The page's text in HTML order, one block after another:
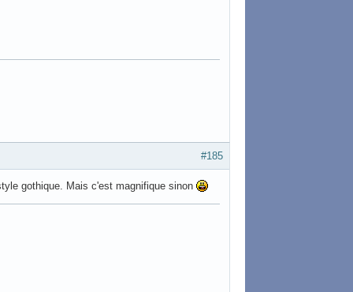
#185
gothique. Mais c'est magnifique sinon